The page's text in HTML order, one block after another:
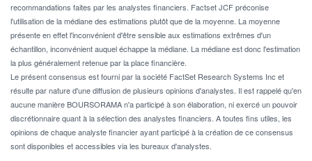
recommandations faites par les analystes financiers. Factset JCF préconise
l'utilisation de la médiane des estimations plutôt que de la moyenne. La moyenne
présente en effet l'inconvénient d'être sensible aux estimations extrêmes d'un
échantillon, inconvénient auquel échappe la médiane. La médiane est donc l'estimation
la plus généralement retenue par la place financière.
Le présent consensus est fourni par la société FactSet Research Systems Inc et
résulte par nature d'une diffusion de plusieurs opinions d'analystes. Il est rappelé qu'en
aucune manière BOURSORAMA n'a participé à son élaboration, ni exercé un pouvoir
discrétionnaire quant à la sélection des analystes financiers. A toutes fins utiles, les
opinions de chaque analyste financier ayant participé à la création de ce consensus
sont disponibles et accessibles via les bureaux d'analystes.